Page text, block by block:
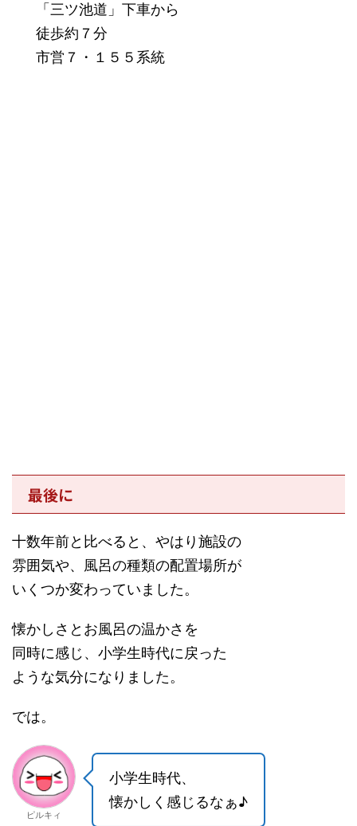
「三ツ池道」下車から
徒歩約７分
市営７・１５５系統
最後に
十数年前と比べると、やはり施設の
雰囲気や、風呂の種類の配置場所が
いくつか変わっていました。
懐かしさとお風呂の温かさを
同時に感じ、小学生時代に戻った
ような気分になりました。
では。
ピルキィ
小学生時代、
懐かしく感じるなぁ♪